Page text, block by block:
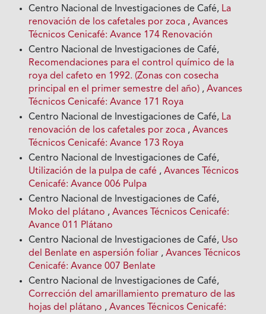
Centro Nacional de Investigaciones de Café, La
renovación de los cafetales por zoca ,Avances
Técnicos Cenicafé: Avance 174 Renovación
Centro Nacional de Investigaciones de Café,
Recomendaciones para el control químico de la
roya del cafeto en 1992. (Zonas con cosecha
principal en el primer semestre del año) ,Avances
Técnicos Cenicafé: Avance 171 Roya
Centro Nacional de Investigaciones de Café, La
renovación de los cafetales por zoca ,Avances
Técnicos Cenicafé: Avance 173 Roya
Centro Nacional de Investigaciones de Café,
Utilización de la pulpa de café ,Avances Técnicos
Cenicafé: Avance 006 Pulpa
Centro Nacional de Investigaciones de Café,
Moko del plátano ,Avances Técnicos Cenicafé:
Avance 011 Plátano
Centro Nacional de Investigaciones de Café, Uso
del Benlate en aspersión foliar ,Avances Técnicos
Cenicafé: Avance 007 Benlate
Centro Nacional de Investigaciones de Café,
Corrección del amarillamiento prematuro de las
hojas del plátano ,Avances Técnicos Cenicafé: